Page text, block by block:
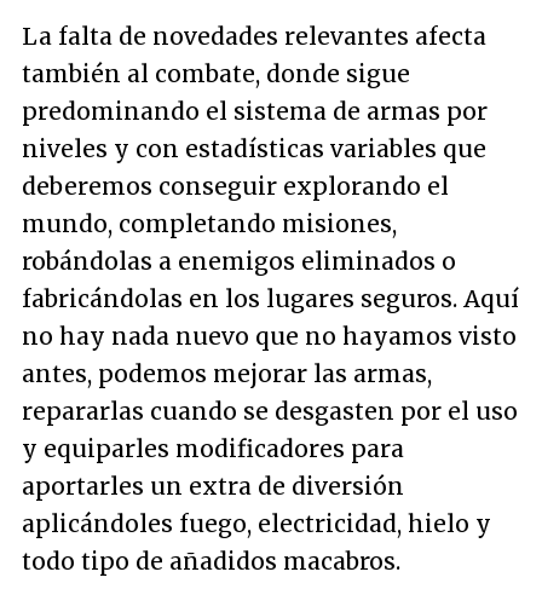
La falta de novedades relevantes afecta
también al combate, donde sigue
predominando el sistema de armas por
niveles y con estadísticas variables que
deberemos conseguir explorando el
mundo, completando misiones,
robándolas a enemigos eliminados o
fabricándolas en los lugares seguros. Aquí
no hay nada nuevo que no hayamos visto
antes, podemos mejorar las armas,
repararlas cuando se desgasten por el uso
y equiparles modificadores para
aportarles un extra de diversión
aplicándoles fuego, electricidad, hielo y
todo tipo de añadidos macabros.